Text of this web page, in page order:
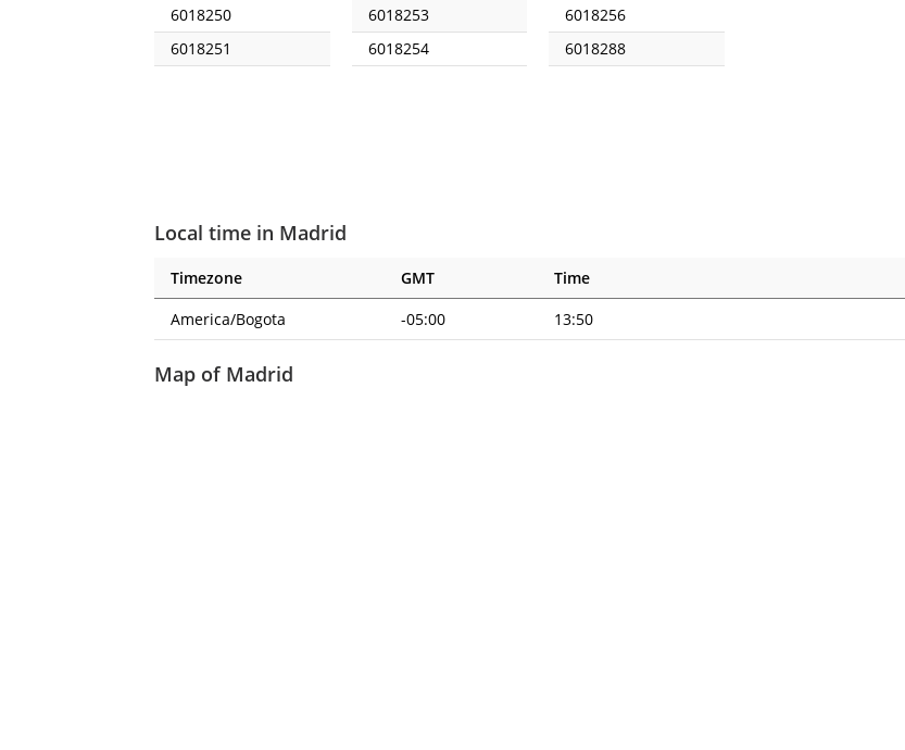
6018250
6018251
6018253
6018254
6018256
6018288
Local time in Madrid
Timezone GMT
Time
America/Bogota
-05:00 13:50
Map of Madrid